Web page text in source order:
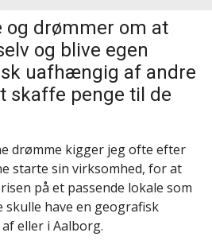
og drømmer om at
og blive egen
uafhængig af andre
skaffe penge til de
drømme kigger jeg ofte efter
starte sin virksomhed, for at
på et passende lokale som
skulle have en geografisk
eller i Aalborg.